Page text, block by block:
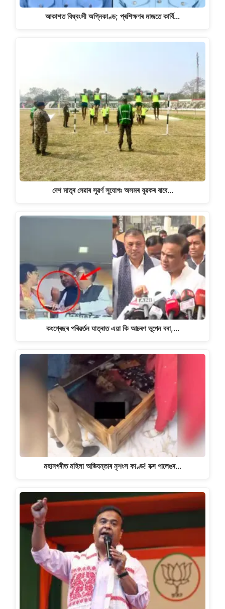
আকাশত বিধ্বংসী অগ্নিকাণ্ড; প্ৰশিক্ষণৰ মাজতে কাৰ্বি…
দেশ মাতৃৰ সেৱাৰ সুৱৰ্ণ সুযোগঃ অসমৰ যুৱকৰ বাবে…
কংগ্ৰেছৰ পৰিৱৰ্তন যাত্ৰাত এয়া কি আচৰণ ভূপেন বৰা,…
মহানগৰীত মহিলা অভিযন্তাৰ নৃশংস কাণ্ড! বক্স পালেঙৰ…